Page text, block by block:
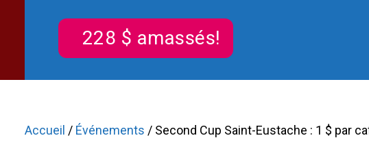
228 $ amassés!
Accueil / Événements / Second Cup Saint-Eustache : 1 $ par